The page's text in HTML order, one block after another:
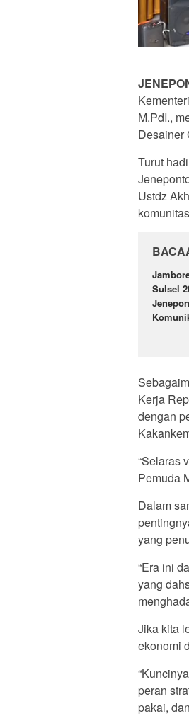
M.PdI.,
Desainer
Turut
Ustdz
Sulsel
Kerja
dengan
“Selaras
Pemuda
Dalam
yang
“Era ini
yang
Jika kita
ekonomi
peran
pakai,